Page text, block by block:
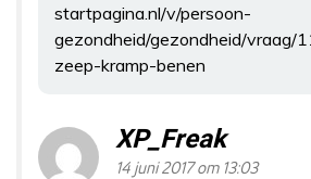
startpagina.nl/v/persoon-
gezondheid/gezondheid/vraag/
zeep-kramp-benen
XP_Freak
14 juni 2017 om 13:03